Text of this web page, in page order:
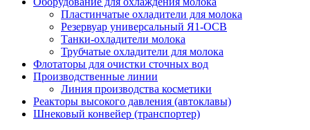
Пластинчатые охладители для молока
Резервуар универсальный Я1-ОСВ
Танки-охладители молока
Трубчатые охладители для молока
Флотаторы для очистки сточных вод
Производственные линии
Линия производства косметики
Реакторы высокого давления (автоклавы)
Шнековый конвейер (транспортер)